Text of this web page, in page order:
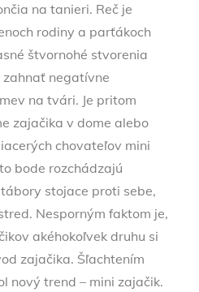
na tanieri. Reč je
rodiny a parťákoch
štvornohé stvorenia
negatívne
na tvári. Je pritom
zajačika v dome alebo
chovateľov mini
bode rozchádzajú
stojace proti sebe,
Nesporným faktom je,
akéhokoľvek druhu si
zajačika. Šľachtením
nový trend – mini zajačik.